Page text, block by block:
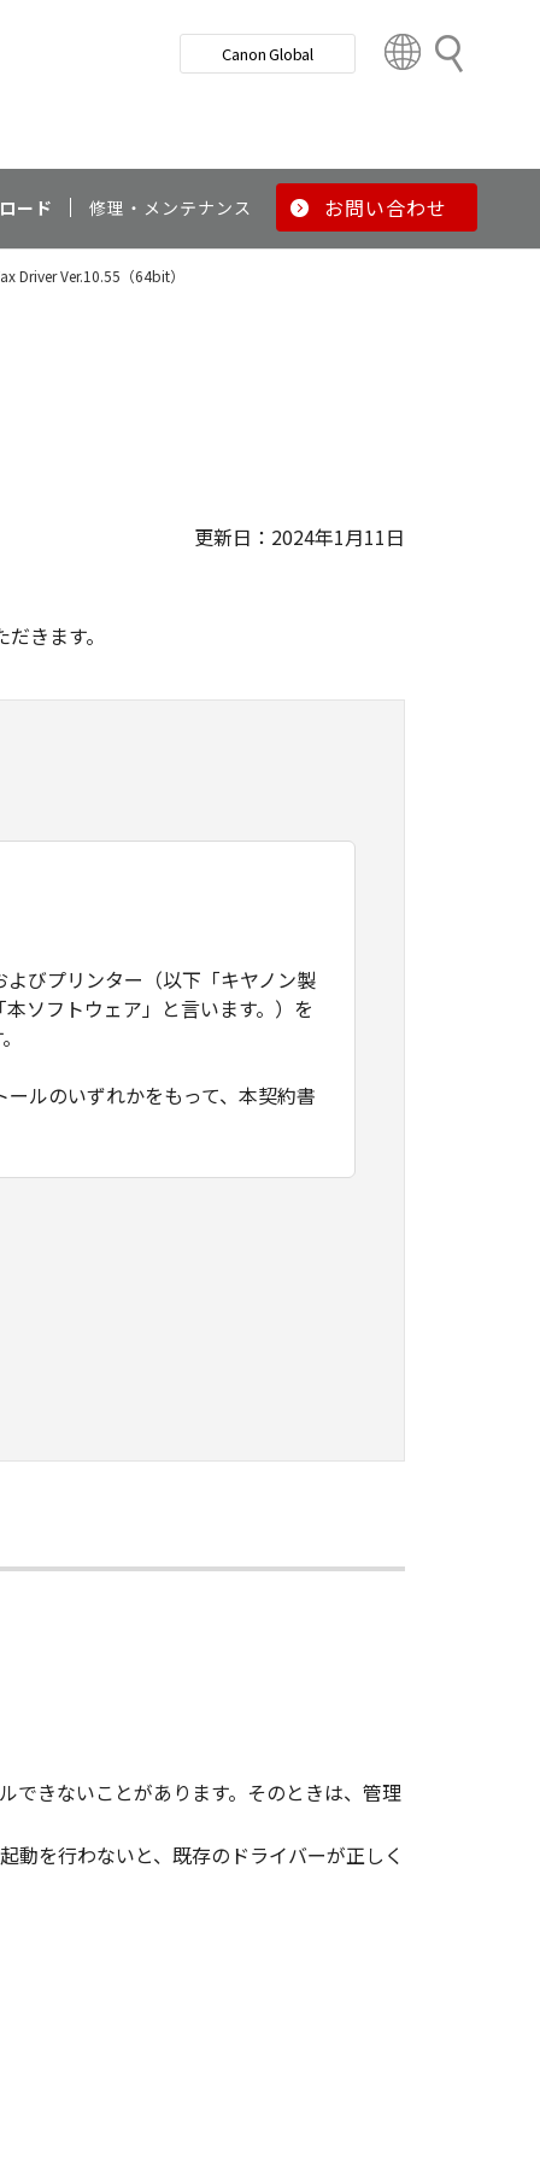
検
Canon Global
t
y
ード 修理・メンテナンス お問い合わせ
Driver Ver.10.55（64bit）
更新日：2024年1月11日
きます。
びプリンター（以下「キヤノン製
ソフトウェア」と言います。）を
ルのいずれかをもって、本契約書
書においては、「本ソフトウェ
こと、アクセスすること、もしく
。お客様は、また「指定機器」に
フトウェア」を使用させることが
権も、明示たると黙示たるとを問
他リバースエンジニアリング等
し、除去しもしくは削除してはな
ーに帰属します。
」の全部または一部を、直接また
ンサーは、お客様による「本ソフ
いはサポートを行うことについ
できないことがあります。そのときは、管理
動を行わないと、既存のドライバーが正しく